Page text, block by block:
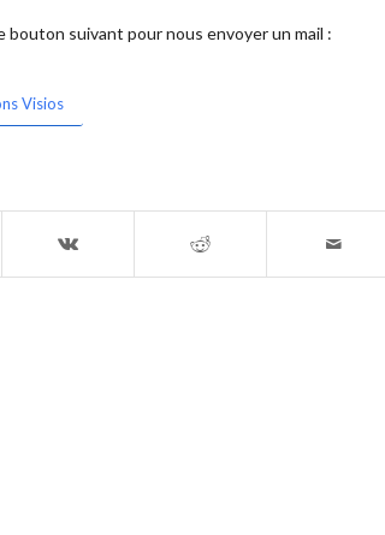
suivant pour nous envoyer un mail :
Visios